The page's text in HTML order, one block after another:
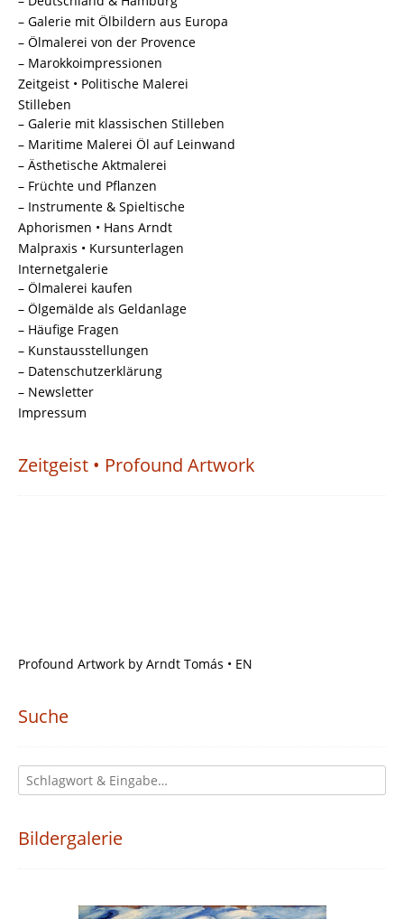
– Galerie mit Ölbildern aus Europa
– Ölmalerei von der Provence
– Marokkoimpressionen
Zeitgeist • Politische Malerei
Stilleben
– Galerie mit klassischen Stilleben
– Maritime Malerei Öl auf Leinwand
– Ästhetische Aktmalerei
– Früchte und Pflanzen
– Instrumente & Spieltische
Aphorismen • Hans Arndt
Malpraxis • Kursunterlagen
Internetgalerie
– Ölmalerei kaufen
– Ölgemälde als Geldanlage
– Häufige Fragen
– Kunstausstellungen
– Datenschutzerklärung
– Newsletter
Impressum
Zeitgeist • Profound Artwork
Profound Artwork by Arndt Tomás • EN
Suche
Bildergalerie